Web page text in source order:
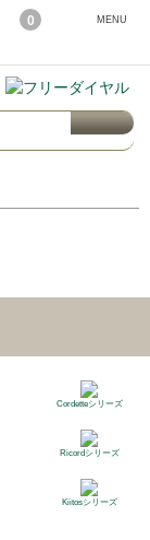
0 MENU
Cordetteシリーズ
Ricordシリーズ
Kiitosシリーズ